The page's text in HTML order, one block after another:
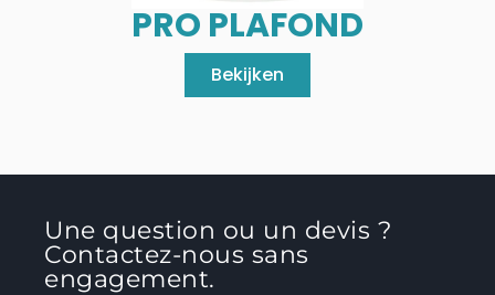
PRO PLAFOND
Bekijken
Une question ou un devis ?
Contactez-nous sans
engagement.